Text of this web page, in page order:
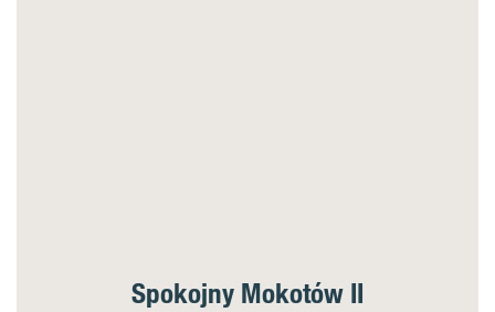
Spokojny Mokotów II